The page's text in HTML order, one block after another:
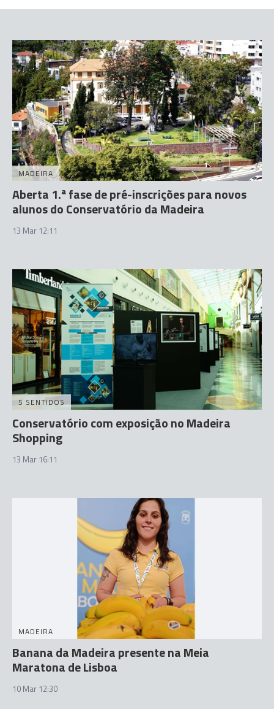
MADEIRA
Aberta 1.ª fase de pré-inscrições para novos
alunos do Conservatório da Madeira
13 Mar 12:11
5 SENTIDOS
Conservatório com exposição no Madeira
Shopping
13 Mar 16:11
MADEIRA
Banana da Madeira presente na Meia
Maratona de Lisboa
10 Mar 12:30